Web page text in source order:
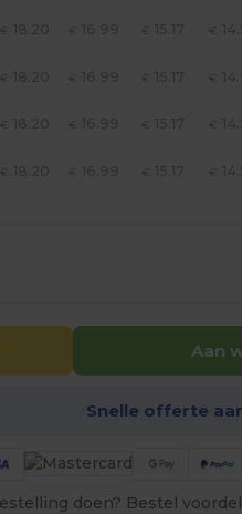
Aan
Snelle offerte
doen? Bestel